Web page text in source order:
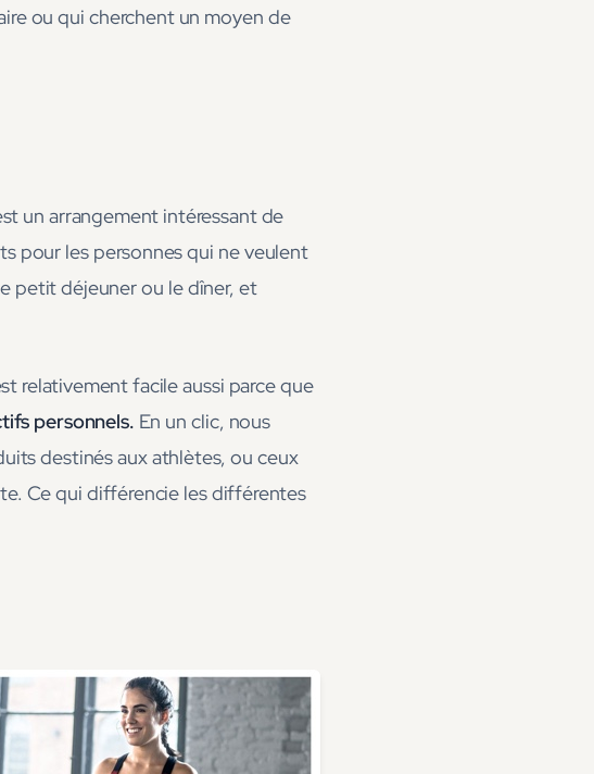
ou qui cherchent un moyen de
un arrangement intéressant de
pour les personnes qui ne veulent
petit déjeuner ou le dîner, et
relativement facile aussi parce que
personnels. En un clic, nous
destinés aux athlètes, ou ceux
Ce qui différencie les différentes